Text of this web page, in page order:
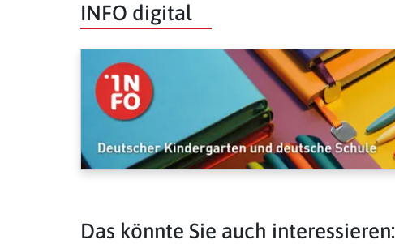
INFO digital
Das könnte Sie auch interessieren: